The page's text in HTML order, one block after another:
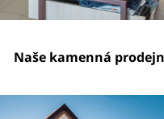
Naše kamenná